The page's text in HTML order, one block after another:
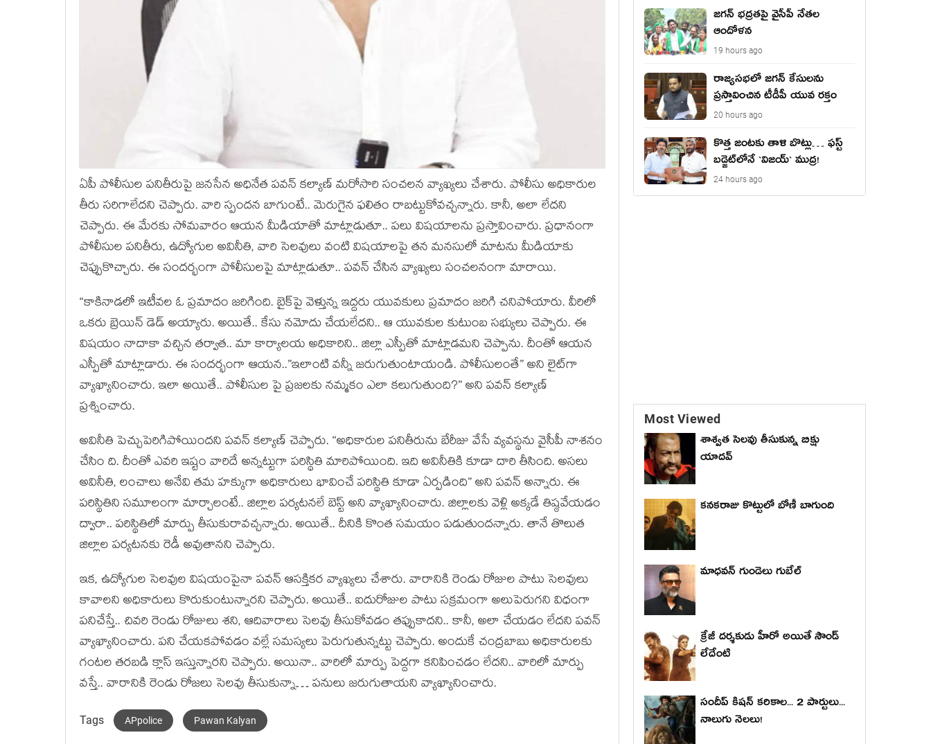
ఏపీ పోలీసుల ప‌నితీరుపై జ‌న‌సేన అధినేత ప‌వ‌న్ క‌ల్యాణ్ మ‌రోసారి సంచ‌ల‌న వ్యాఖ్య‌లు చేశారు. పోలీసు అధికారుల
తీరు స‌రిగాలేద‌ని చెప్పారు. వారి స్పంద‌న బాగుంటే.. మెరుగైన ఫ‌లితం రాబ‌ట్టుకోవ‌చ్చ‌న్నారు. కానీ, అలా లేద‌ని
చెప్పారు. ఈ మేర‌కు సోమ‌వారం ఆయ‌న మీడియాతో మాట్లాడుతూ.. ప‌లు విష‌యాల‌ను ప్ర‌స్తావించారు. ప్ర‌ధానంగా
పోలీసుల ప‌నితీరు, ఉద్యోగుల అవినీతి, వారి సెల‌వులు వంటి విష‌యాల‌పై త‌న మ‌న‌సులో మాట‌ను మీడియాకు
చెప్పుకొచ్చారు. ఈ సంద‌ర్భంగా పోలీసుల‌పై మాట్లాడుతూ.. ప‌వ‌న్ చేసిన వ్యాఖ్య‌లు సంచ‌ల‌నంగా మారాయి.
“కాకినాడలో ఇటీవ‌ల ఓ ప్ర‌మాదం జ‌రిగింది. బైక్‌పై వెళ్తున్న ఇద్ద‌రు యువ‌కులు ప్ర‌మాదం జ‌రిగి చ‌నిపోయారు. వీరిలో
ఒక‌రు బ్రెయిన్ డెడ్ అయ్యారు. అయితే.. కేసు న‌మోదు చేయలేద‌ని.. ఆ యువ‌కుల కుటుంబ స‌భ్యులు చెప్పారు. ఈ
విష‌యం నాదాకా వ‌చ్చిన త‌ర్వాత‌.. మా కార్యాల‌య అధికారిని.. జిల్లా ఎస్పీతో మాట్లాడ‌మ‌ని చెప్పాను. దీంతో ఆయ‌న
ఎస్పీతో మాట్లాడారు. ఈ సంద‌ర్భంగా ఆయ‌న‌..”ఇలాంటి వ‌న్నీ జ‌రుగుతుంటాయండి. పోలీసులంతే” అని లైట్‌గా
వ్యాఖ్యానించారు. ఇలా అయితే.. పోలీసుల పై ప్ర‌జ‌ల‌కు న‌మ్మ‌కం ఎలా క‌లుగుతుంది?” అని ప‌వ‌న్ క‌ల్యాణ్
ప్ర‌శ్నించారు.
అవినీతి పెచ్చుపెరిగిపోయింద‌ని ప‌వ‌న్ క‌ల్యాణ్ చెప్పారు. “అధికారుల ప‌నితీరును బేరీజు వేసే వ్య‌వ‌స్థ‌ను వైసీపీ నాశ‌నం
చేసిం ది. దీంతో ఎవ‌రి ఇష్టం వారిదే అన్న‌ట్టుగా ప‌రిస్థితి మారిపోయింది. ఇది అవినీతికి కూడా దారి తీసింది. అస‌లు
అవినీతి, లంచాలు అనేవి త‌మ హ‌క్కుగా అధికారులు భావించే ప‌రిస్థితి కూడా ఏర్పడింది” అని ప‌వ‌న్ అన్నారు. ఈ
ప‌రిస్థితిని స‌మూలంగా మార్చాలంటే.. జిల్లాల ప‌ర్య‌ట‌న‌లే బెస్ట్ అని వ్యాఖ్యానించారు. జిల్లాల‌కు వెళ్లి అక్క‌డే తిష్ఠ‌వేయ‌డం
ద్వారా.. ప‌రిస్థితిలో మార్పు తీసుకురావ‌చ్చ‌న్నారు. అయితే.. దీనికి కొంత స‌మ‌యం ప‌డుతుంద‌న్నారు. తానే తొలుత
జిల్లాల ప‌ర్య‌ట‌న‌కు రెడీ అవుతాన‌ని చెప్పారు.
ఇక‌, ఉద్యోగుల సెల‌వుల విష‌యంపైనా ప‌వ‌న్ ఆస‌క్తిక‌ర వ్యాఖ్య‌లు చేశారు. వారానికి రెండు రోజుల పాటు సెల‌వులు
కావాల‌ని అధికారులు కొరుకుంటున్నార‌ని చెప్పారు. అయితే.. ఐదురోజుల పాటు స‌క్ర‌మంగా అలుపెరుగ‌ని విధంగా
ప‌నిచేస్తే.. చివ‌రి రెండు రోజులు శ‌ని, ఆదివారాలు సెల‌వు తీసుకోవ‌డం త‌ప్పుకాద‌ని.. కానీ, అలా చేయ‌డం లేద‌ని ప‌వ‌న్
వ్యాఖ్యానించారు. ప‌ని చేయ‌క‌పోవ‌డం వ‌ల్లే స‌మ‌స్య‌లు పెరుగుతున్న‌ట్టు చెప్పారు. అందుకే చంద్ర‌బాబు అధికారుల‌కు
గంట‌ల త‌ర‌బ‌డి క్లాస్ ఇస్తున్నార‌ని చెప్పారు. అయినా.. వారిలో మార్పు పెద్ద‌గా క‌నిపించ‌డం లేద‌ని.. వారిలో మార్పు
వ‌స్తే.. వారానికి రెండు రోజ‌లు సెల‌వు తీసుకున్నా… ప‌నులు జ‌రుగుతాయ‌ని వ్యాఖ్యానించారు.
Tags APpolice Pawan Kalyan
జ‌గ‌న్ భద్రతపై వైసీపీ నేతల
ఆందోళన
19 hours ago
రాజ్యసభలో జగన్ కేసులను
ప్రస్తావించిన టీడీపీ యువ రక్తం
20 hours ago
కొత్త జంట‌కు తాళి బొట్లు… ఫ‌స్ట్
బ‌డ్జెట్‌లోనే `విజ‌య్` ముద్ర‌!
24 hours ago
Most Viewed
శాశ్వత సెలవు తీసుకున్న బిక్షు
యాదవ్
కనకరాజు కొట్టులో బోణీ బాగుంది
మాధ‌వ‌న్ గుండెలు గుబేల్‌
క్రేజీ దర్శకుడు హీరో అయితే సౌండ్
లేదేంటి
సందీప్ కిషన్ కరికాల... 2 పార్టులు...
నాలుగు నెలలు!